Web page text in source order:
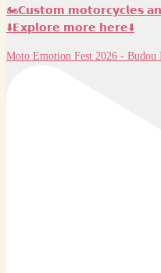
🏍️𝗖𝘂𝘀𝘁𝗼𝗺 𝗺𝗼𝘁𝗼𝗿𝗰𝘆𝗰𝗹𝗲𝘀
⬇️𝗘𝘅𝗽𝗹𝗼𝗿𝗲 𝗺𝗼𝗿𝗲 𝗵𝗲𝗿𝗲⬇️
Moto Emotion Fest 2026 -